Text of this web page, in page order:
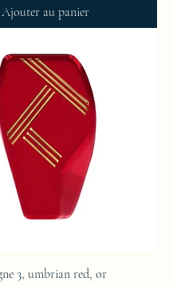
Ajouter au panier
3, umbrian red, or